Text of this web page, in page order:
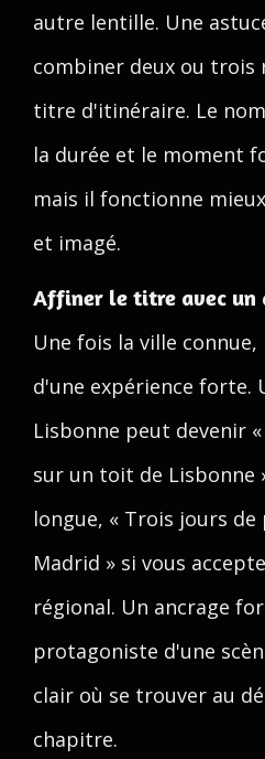
autre lentille. Une
combiner deux ou trois
titre d'itinéraire. Le
la durée et le moment
mais il fonctionne
et imagé.
Affiner le titre avec un
Une fois la ville
d'une expérience forte.
Lisbonne peut devenir
sur un toit de Lisbonne
longue, « Trois jours
Madrid » si vous
régional. Un ancrage
protagoniste d'une
clair où se trouver au
chapitre.